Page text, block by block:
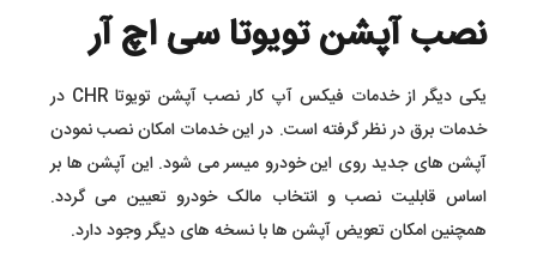
نصب آپشن تویوتا سی اچ آر
یکی دیگر از خدمات فیکس آپ کار نصب آپشن تویوتا CHR در
خدمات برق در نظر گرفته است. در این خدمات امکان نصب نمودن
آپشن های جدید روی این خودرو میسر می شود. این آپشن ها بر
اساس قابلیت نصب و انتخاب مالک خودرو تعیین می گردد.
همچنین امکان تعویض آپشن ها با نسخه های دیگر وجود دارد.